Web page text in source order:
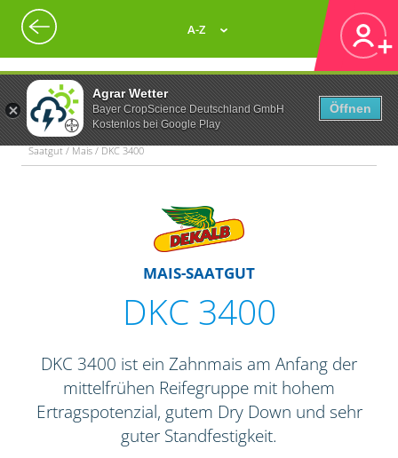
Agrar Wetter
Bayer CropScience Deutschland GmbH
Kostenlos bei Google Play
Öffnen
A-Z
Saatgut / Mais / DKC 3400
MAIS-SAATGUT
DKC 3400
DKC 3400 ist ein Zahnmais am Anfang der
mittelfrühen Reifegruppe mit hohem
Ertragspotenzial, gutem Dry Down und sehr
guter Standfestigkeit.